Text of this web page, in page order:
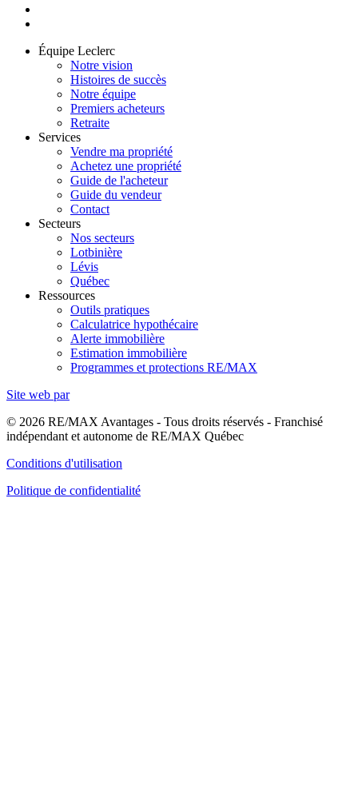
Équipe Leclerc
Notre vision
Histoires de succès
Notre équipe
Premiers acheteurs
Retraite
Services
Vendre ma propriété
Achetez une propriété
Guide de l'acheteur
Guide du vendeur
Contact
Secteurs
Nos secteurs
Lotbinière
Lévis
Québec
Ressources
Outils pratiques
Calculatrice hypothécaire
Alerte immobilière
Estimation immobilière
Programmes et protections RE/MAX
Site web par
© 2026 RE/MAX Avantages - Tous droits réservés - Franchisé
indépendant et autonome de RE/MAX Québec
Conditions d'utilisation
Politique de confidentialité